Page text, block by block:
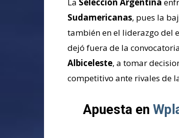
Sudamericanas, pues la
también en el liderazgo del
dejó fuera de la
Albiceleste, a tomar
competitivo ante rivales de
Apuesta en